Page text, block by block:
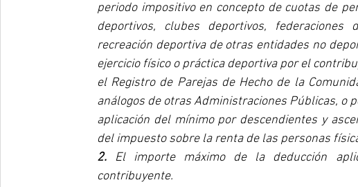
periodo impositivo en concepto de cuotas de
deportivos, clubes deportivos,
recreación deportiva de otras entidades no
ejercicio físico o práctica deportiva por el
el Registro de Parejas de Hecho de la
análogos de otras Administraciones Públicas, o
aplicación del mínimo por descendientes y
del impuesto sobre la renta de las personas
2. El importe máximo de la deducción
contribuyente.